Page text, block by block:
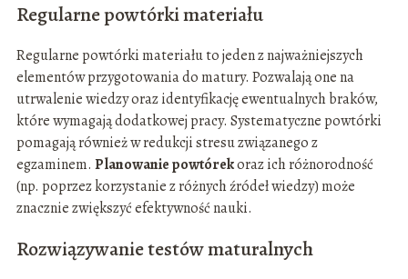
Regularne powtórki materiału
Regularne powtórki materiału to jeden z najważniejszych
elementów przygotowania do matury. Pozwalają one na
utrwalenie wiedzy oraz identyfikację ewentualnych braków,
które wymagają dodatkowej pracy. Systematyczne powtórki
pomagają również w redukcji stresu związanego z
egzaminem. Planowanie powtórekoraz ich różnorodność
(np. poprzez korzystanie z różnych źródeł wiedzy) może
znacznie zwiększyć efektywność nauki.
Rozwiązywanie testów maturalnych